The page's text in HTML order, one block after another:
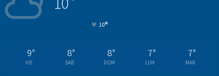
10°
9°
VIE
8°
SAB
8°
DOM
7°
LUN
7°
MAR